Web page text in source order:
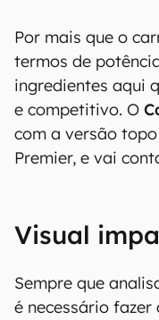
Por mais que o
termos de
ingredientes aqui
e competitivo. O
com a versão
Premier, e vai
Visual
Sempre que
é necessário fazer